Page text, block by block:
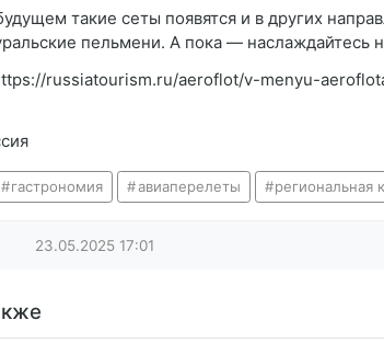
такие сеты появятся и в других
пельмени. А пока — наслаждайтесь
russiatourism.ru/aeroflot/v-menyu-
гастрономия авиаперелеты региональная
23.05.2025 17:01